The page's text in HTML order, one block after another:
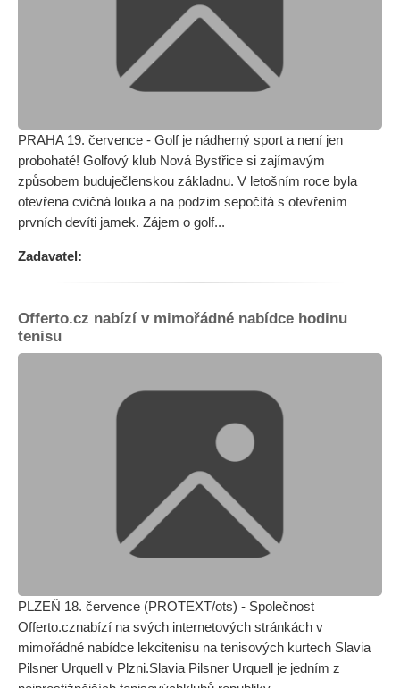
PRAHA 19. července - Golf je nádherný sport a není jen
probohaté! Golfový klub Nová Bystřice si zajímavým
způsobem buduječlenskou základnu. V letošním roce byla
otevřena cvičná louka a na podzim sepočítá s otevřením
prvních devíti jamek. Zájem o golf...
Zadavatel:
Offerto.cz nabízí v mimořádné nabídce hodinu
tenisu
PLZEŇ 18. července (PROTEXT/ots) - Společnost
Offerto.cznabízí na svých internetových stránkách v
mimořádné nabídce lekcitenisu na tenisových kurtech Slavia
Pilsner Urquell v Plzni.Slavia Pilsner Urquell je jedním z